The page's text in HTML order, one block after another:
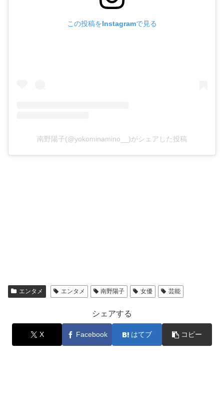
この投稿をInstagramで見る
南野陽子(@yokominamino__)がシェアした投稿
エンタメ エンタメ 南野陽子 女優 芸能
シェアする
X Facebook はてブ コピー